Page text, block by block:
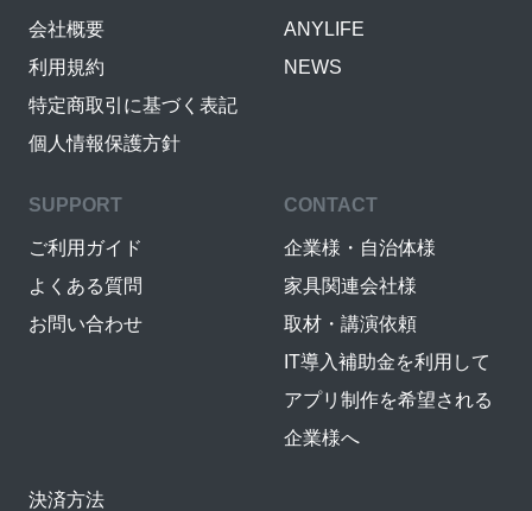
会社概要
利用規約
特定商取引に基づく表記
個人情報保護方針
ANYLIFE
NEWS
SUPPORT
ご利用ガイド
よくある質問
お問い合わせ
CONTACT
企業様・自治体様
家具関連会社様
取材・講演依頼
IT導入補助金を利用して
アプリ制作を希望される
企業様へ
決済方法